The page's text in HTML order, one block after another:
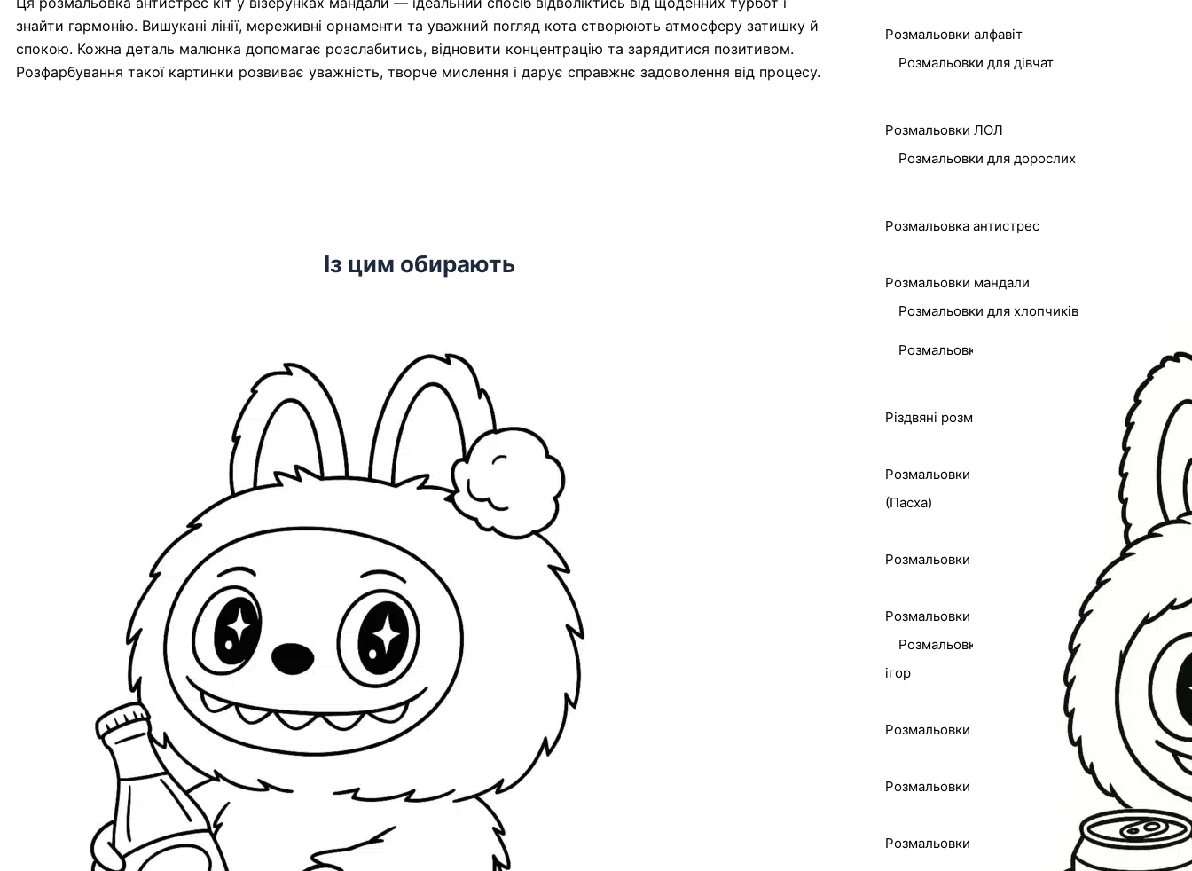
знайти гармонію. Вишукані лінії, мереживні орнаменти та уважний погляд кота створюють атмосферу затишку й
спокою. Кожна деталь малюнка допомагає розслабитись, відновити концентрацію та зарядитися позитивом.
Розфарбування такої картинки розвиває уважність, творче мислення і дарує справжнє задоволення від процесу.
Із цим обирають
Розмальовки алфавіт
Розмальовки для дівчат
Розмальовки ЛОЛ
Розмальовки для дорослих
Розмальовка антистрес
Розмальовки мандали
Розмальовки для хлопчиків
Розмальовки до свят
Різдвяні розмальовки
Розмальовки до Великодня
(Пасха)
Розмальовки писанка
Розмальовки Хелловін
Розмальовки з персонажами із
ігор
Розмальовки Майнкрафт
Розмальовки Покемони
Розмальовки Роблокс